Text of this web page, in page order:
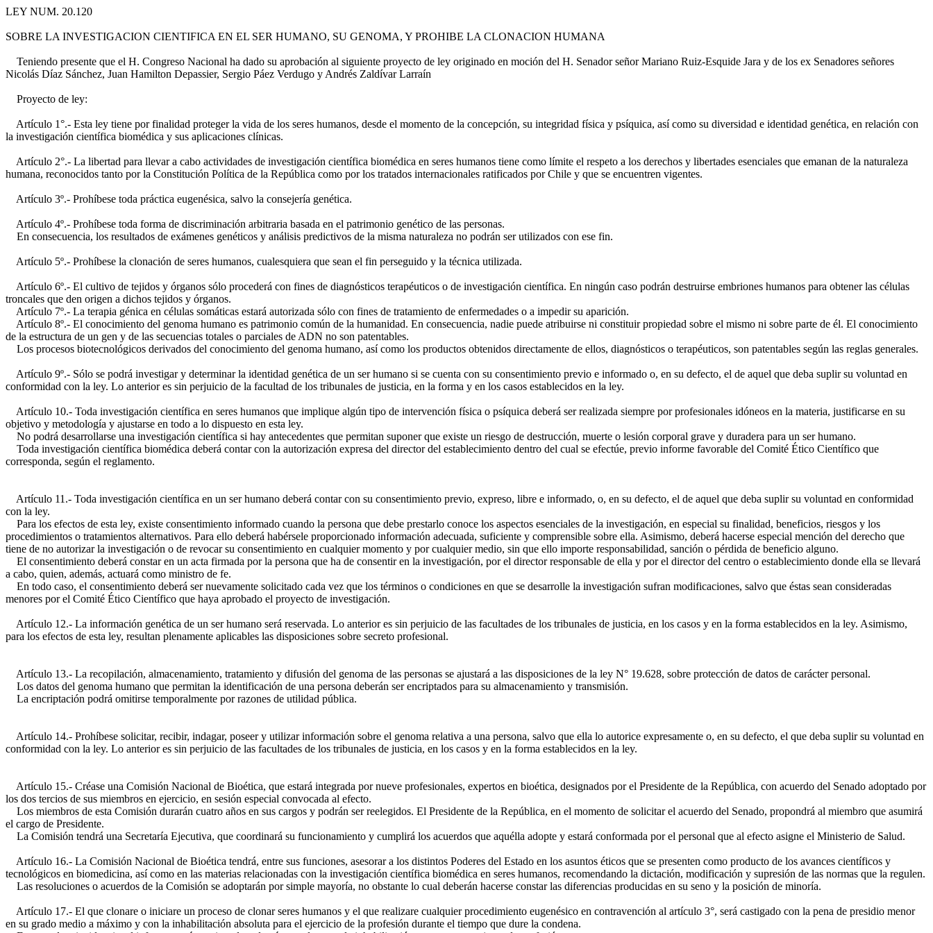
LEY NUM. 20.120
SOBRE LA INVESTIGACION CIENTIFICA EN EL SER HUMANO, SU GENOMA, Y PROHIBE LA CLONACION HUMANA
Teniendo presente que el H. Congreso Nacional ha dado su aprobación al siguiente proyecto de ley originado en moción del H. Senador señor Mariano Ruiz-Esquide Jara y de los ex Senadores señores
Nicolás Díaz Sánchez, Juan Hamilton Depassier, Sergio Páez Verdugo y Andrés Zaldívar Larraín
Proyecto de ley:
Artículo 1°.- Esta ley tiene por finalidad proteger la vida de los seres humanos, desde el momento de la concepción, su integridad física y psíquica, así como su diversidad e identidad genética, en relación con
la investigación científica biomédica y sus aplicaciones clínicas.
Artículo 2°.- La libertad para llevar a cabo actividades de investigación científica biomédica en seres humanos tiene como límite el respeto a los derechos y libertades esenciales que emanan de la naturaleza
humana, reconocidos tanto por la Constitución Política de la República como por los tratados internacionales ratificados por Chile y que se encuentren vigentes.
Artículo 3º.- Prohíbese toda práctica eugenésica, salvo la consejería genética.
Artículo 4º.- Prohíbese toda forma de discriminación arbitraria basada en el patrimonio genético de las personas.
En consecuencia, los resultados de exámenes genéticos y análisis predictivos de la misma naturaleza no podrán ser utilizados con ese fin.
Artículo 5º.- Prohíbese la clonación de seres humanos, cualesquiera que sean el fin perseguido y la técnica utilizada.
Artículo 6º.- El cultivo de tejidos y órganos sólo procederá con fines de diagnósticos terapéuticos o de investigación científica. En ningún caso podrán destruirse embriones humanos para obtener las células
troncales que den origen a dichos tejidos y órganos.
Artículo 7º.- La terapia génica en células somáticas estará autorizada sólo con fines de tratamiento de enfermedades o a impedir su aparición.
Artículo 8º.- El conocimiento del genoma humano es patrimonio común de la humanidad. En consecuencia, nadie puede atribuirse ni constituir propiedad sobre el mismo ni sobre parte de él. El conocimiento
de la estructura de un gen y de las secuencias totales o parciales de ADN no son patentables.
Los procesos biotecnológicos derivados del conocimiento del genoma humano, así como los productos obtenidos directamente de ellos, diagnósticos o terapéuticos, son patentables según las reglas generales.
Artículo 9º.- Sólo se podrá investigar y determinar la identidad genética de un ser humano si se cuenta con su consentimiento previo e informado o, en su defecto, el de aquel que deba suplir su voluntad en
conformidad con la ley. Lo anterior es sin perjuicio de la facultad de los tribunales de justicia, en la forma y en los casos establecidos en la ley.
Artículo 10.- Toda investigación científica en seres humanos que implique algún tipo de intervención física o psíquica deberá ser realizada siempre por profesionales idóneos en la materia, justificarse en su
objetivo y metodología y ajustarse en todo a lo dispuesto en esta ley.
No podrá desarrollarse una investigación científica si hay antecedentes que permitan suponer que existe un riesgo de destrucción, muerte o lesión corporal grave y duradera para un ser humano.
Toda investigación científica biomédica deberá contar con la autorización expresa del director del establecimiento dentro del cual se efectúe, previo informe favorable del Comité Ético Científico que
corresponda, según el reglamento.
Artículo 11.- Toda investigación científica en un ser humano deberá contar con su consentimiento previo, expreso, libre e informado, o, en su defecto, el de aquel que deba suplir su voluntad en conformidad
con la ley.
Para los efectos de esta ley, existe consentimiento informado cuando la persona que debe prestarlo conoce los aspectos esenciales de la investigación, en especial su finalidad, beneficios, riesgos y los
procedimientos o tratamientos alternativos. Para ello deberá habérsele proporcionado información adecuada, suficiente y comprensible sobre ella. Asimismo, deberá hacerse especial mención del derecho que
tiene de no autorizar la investigación o de revocar su consentimiento en cualquier momento y por cualquier medio, sin que ello importe responsabilidad, sanción o pérdida de beneficio alguno.
El consentimiento deberá constar en un acta firmada por la persona que ha de consentir en la investigación, por el director responsable de ella y por el director del centro o establecimiento donde ella se llevará
a cabo, quien, además, actuará como ministro de fe.
En todo caso, el consentimiento deberá ser nuevamente solicitado cada vez que los términos o condiciones en que se desarrolle la investigación sufran modificaciones, salvo que éstas sean consideradas
menores por el Comité Ético Científico que haya aprobado el proyecto de investigación.
Artículo 12.- La información genética de un ser humano será reservada. Lo anterior es sin perjuicio de las facultades de los tribunales de justicia, en los casos y en la forma establecidos en la ley. Asimismo,
para los efectos de esta ley, resultan plenamente aplicables las disposiciones sobre secreto profesional.
Artículo 13.- La recopilación, almacenamiento, tratamiento y difusión del genoma de las personas se ajustará a las disposiciones de la ley N° 19.628, sobre protección de datos de carácter personal.
Los datos del genoma humano que permitan la identificación de una persona deberán ser encriptados para su almacenamiento y transmisión.
La encriptación podrá omitirse temporalmente por razones de utilidad pública.
Artículo 14.- Prohíbese solicitar, recibir, indagar, poseer y utilizar información sobre el genoma relativa a una persona, salvo que ella lo autorice expresamente o, en su defecto, el que deba suplir su voluntad en
conformidad con la ley. Lo anterior es sin perjuicio de las facultades de los tribunales de justicia, en los casos y en la forma establecidos en la ley.
Artículo 15.- Créase una Comisión Nacional de Bioética, que estará integrada por nueve profesionales, expertos en bioética, designados por el Presidente de la República, con acuerdo del Senado adoptado por
los dos tercios de sus miembros en ejercicio, en sesión especial convocada al efecto.
Los miembros de esta Comisión durarán cuatro años en sus cargos y podrán ser reelegidos. El Presidente de la República, en el momento de solicitar el acuerdo del Senado, propondrá al miembro que asumirá
el cargo de Presidente.
La Comisión tendrá una Secretaría Ejecutiva, que coordinará su funcionamiento y cumplirá los acuerdos que aquélla adopte y estará conformada por el personal que al efecto asigne el Ministerio de Salud.
Artículo 16.- La Comisión Nacional de Bioética tendrá, entre sus funciones, asesorar a los distintos Poderes del Estado en los asuntos éticos que se presenten como producto de los avances científicos y
tecnológicos en biomedicina, así como en las materias relacionadas con la investigación científica biomédica en seres humanos, recomendando la dictación, modificación y supresión de las normas que la regulen.
Las resoluciones o acuerdos de la Comisión se adoptarán por simple mayoría, no obstante lo cual deberán hacerse constar las diferencias producidas en su seno y la posición de minoría.
Artículo 17.- El que clonare o iniciare un proceso de clonar seres humanos y el que realizare cualquier procedimiento eugenésico en contravención al artículo 3°, será castigado con la pena de presidio menor
en su grado medio a máximo y con la inhabilitación absoluta para el ejercicio de la profesión durante el tiempo que dure la condena.